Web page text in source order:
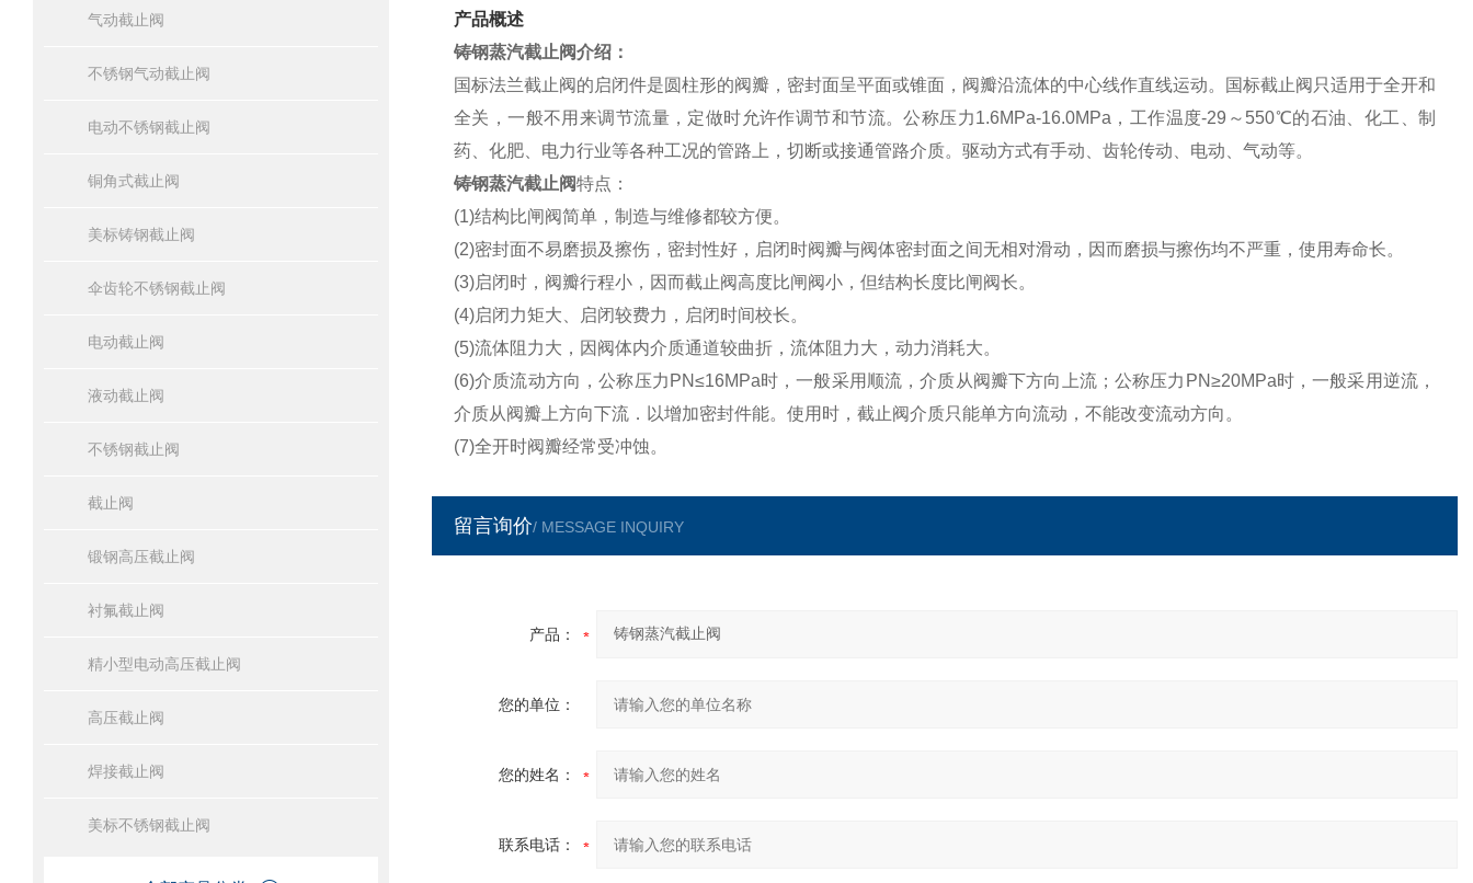
气动截止阀
不锈钢气动截止阀
电动不锈钢截止阀
铜角式截止阀
美标铸钢截止阀
伞齿轮不锈钢截止阀
电动截止阀
液动截止阀
不锈钢截止阀
截止阀
锻钢高压截止阀
衬氟截止阀
精小型电动高压截止阀
高压截止阀
焊接截止阀
美标不锈钢截止阀
产品概述
铸钢蒸汽截止阀介绍：
国标法兰截止阀的启闭件是圆柱形的阀瓣，密封面呈平面或锥面，阀瓣沿流体的中心线作直线运动。国标截止阀只适用于全开和
全关，一般不用来调节流量，定做时允许作调节和节流。公称压力1.6MPa-16.0MPa，工作温度-29～550℃的石油、化工、制
药、化肥、电力行业等各种工况的管路上，切断或接通管路介质。驱动方式有手动、齿轮传动、电动、气动等。
铸钢蒸汽截止阀特点：
(1)结构比闸阀简单，制造与维修都较方便。
(2)密封面不易磨损及擦伤，密封性好，启闭时阀瓣与阀体密封面之间无相对滑动，因而磨损与擦伤均不严重，使用寿命长。
(3)启闭时，阀瓣行程小，因而截止阀高度比闸阀小，但结构长度比闸阀长。
(4)启闭力矩大、启闭较费力，启闭时间校长。
(5)流体阻力大，因阀体内介质通道较曲折，流体阻力大，动力消耗大。
(6)介质流动方向，公称压力PN≤16MPa时，一般采用顺流，介质从阀瓣下方向上流；公称压力PN≥20MPa时，一般采用逆流，
介质从阀瓣上方向下流．以增加密封件能。使用时，截止阀介质只能单方向流动，不能改变流动方向。
(7)全开时阀瓣经常受冲蚀。
留言询价/ MESSAGE INQUIRY
产品：
您的单位：
您的姓名：
联系电话：